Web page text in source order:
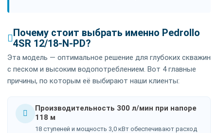
Почему стоит выбрать именно Pedrollo
4SR 12/18-N-PD?
Эта модель — оптимальное решение для глубоких скважин
с песком и высоким водопотреблением. Вот 4 главные
причины, по которым её выбирают наши клиенты:
Производительность 300 л/мин при напоре
118 м
18 ступеней и мощность 3,0 кВт обеспечивают расход